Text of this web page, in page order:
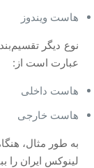
هاست ویندوز
نوع دیگر
عبارت است از:
هاست داخلی
هاست خارجی
به طور مثال،
لینوکس ایران را